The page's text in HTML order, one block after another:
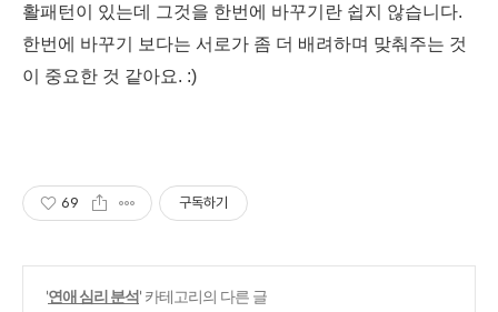
활패턴이 있는데 그것을 한번에 바꾸기란 쉽지 않습니다.
한번에 바꾸기 보다는 서로가 좀 더 배려하며 맞춰주는 것
이 중요한 것 같아요. :)
69 구독하기
'연애 심리 분석' 카테고리의 다른 글